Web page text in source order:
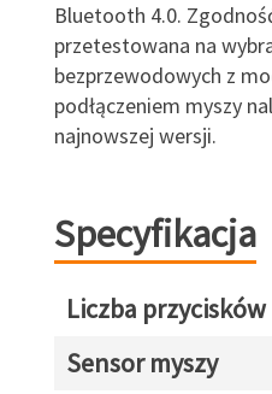
Bluetooth 4.0.
przetestowana na
bezprzewodowych z
podłączeniem myszy
najnowszej wersji.
Specyfikacja
Liczba przycisków
Sensor myszy